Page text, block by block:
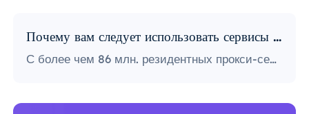
Почему вам следует использовать сервисы ProxyLite для прокси?
С более чем 86 млн. резидентных прокси-серверов по всему миру ProxyLite является лучшим выбором для настоящих прокси-серверов.